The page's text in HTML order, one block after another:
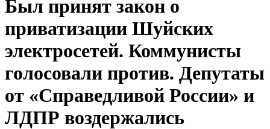
Был принят закон о
приватизации Шуйских
электросетей. Коммунисты
голосовали против. Депутаты
от «Справедливой России» и
ЛДПР воздержались